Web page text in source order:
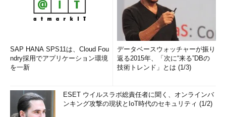
SAP HANA SPS11は、Cloud Fou
ndry採用でアプリケーション環境
を一新
データベースウォッチャーが振り
返る2015年、「次に“来る”DBの
技術トレンド」とは (1/3)
ESET ウイルスラボ総責任者に聞く、オンラインバ
ンキング攻撃の現状とIoT時代のセキュリティ (1/2)